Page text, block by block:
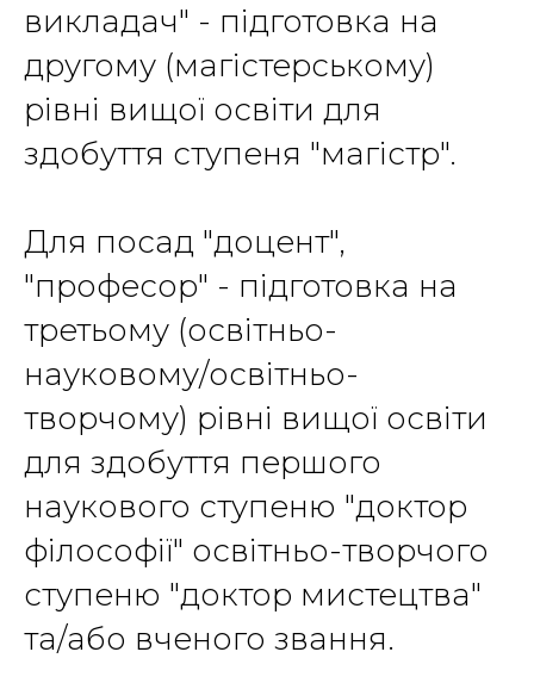
викладач" - підготовка на
другому (магістерському)
рівні вищої освіти для
здобуття ступеня "магістр".
Для посад "доцент",
"професор" - підготовка на
третьому (освітньо-
науковому/освітньо-
творчому) рівні вищої освіти
для здобуття першого
наукового ступеню "доктор
філософії" освітньо-творчого
ступеню "доктор мистецтва"
та/або вченого звання.